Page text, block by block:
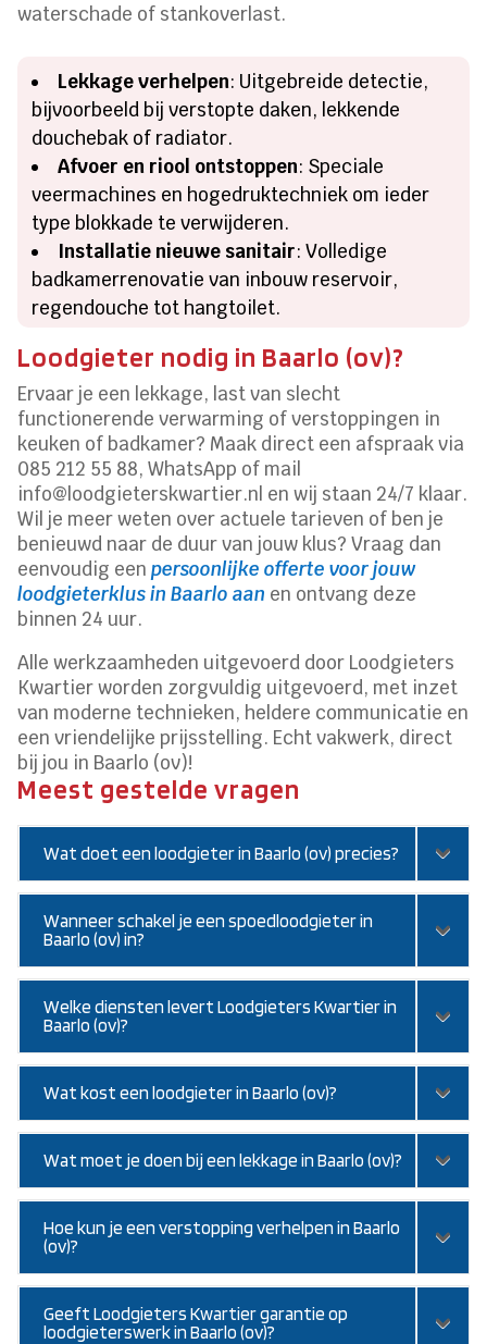
waterschade of stankoverlast.
Lekkage verhelpen: Uitgebreide detectie,
bijvoorbeeld bij verstopte daken, lekkende
douchebak of radiator.
Afvoer en riool ontstoppen: Speciale
veermachines en hogedruktechniek om ieder
type blokkade te verwijderen.
Installatie nieuwe sanitair: Volledige
badkamerrenovatie van inbouw reservoir,
regendouche tot hangtoilet.
Loodgieter nodig in Baarlo (ov)?
Ervaar je een lekkage, last van slecht
functionerende verwarming of verstoppingen in
keuken of badkamer? Maak direct een afspraak via
085 212 55 88, WhatsApp of mail
info@loodgieterskwartier.nl en wij staan 24/7 klaar.
Wil je meer weten over actuele tarieven of ben je
benieuwd naar de duur van jouw klus? Vraag dan
eenvoudig eenpersoonlijke offerte voor jouw
loodgieterklus in Baarlo aan en ontvang deze
binnen 24 uur.
Alle werkzaamheden uitgevoerd door Loodgieters
Kwartier worden zorgvuldig uitgevoerd, met inzet
van moderne technieken, heldere communicatie en
een vriendelijke prijsstelling. Echt vakwerk, direct
bij jou in Baarlo (ov)!
Meest gestelde vragen
Wat doet een loodgieter in Baarlo (ov) precies?
Wanneer schakel je een spoedloodgieter in
Baarlo (ov) in?
Welke diensten levert Loodgieters Kwartier in
Baarlo (ov)?
Wat kost een loodgieter in Baarlo (ov)?
Wat moet je doen bij een lekkage in Baarlo (ov)?
Hoe kun je een verstopping verhelpen in Baarlo
(ov)?
Geeft Loodgieters Kwartier garantie op
loodgieterswerk in Baarlo (ov)?